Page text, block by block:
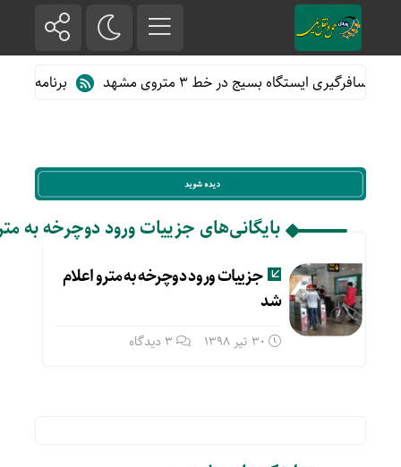
مسافرگیری ایستگاه بسیج در خط ۳ متروی مشهد برنامه
بایگانی‌های جزییات ورود دوچرخه به
جزییات ورود دوچرخه به مترو اعلام
شد
30 تیر 1398 3 دیدگاه